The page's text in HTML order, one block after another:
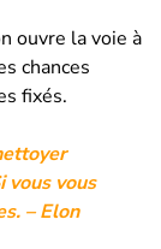
ouvre la voie à
chances
fixés.
vous vous
– Elon